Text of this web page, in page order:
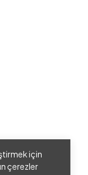
için
çerezler